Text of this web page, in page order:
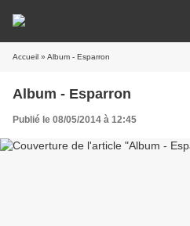
Accueil » Album - Esparron
Album - Esparron
Publié le 08/05/2014 à 12:45